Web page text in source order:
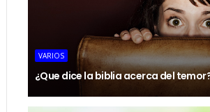
VARIOS
¿Que dice la biblia acerca del